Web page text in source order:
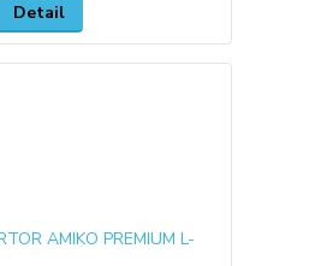
Detail